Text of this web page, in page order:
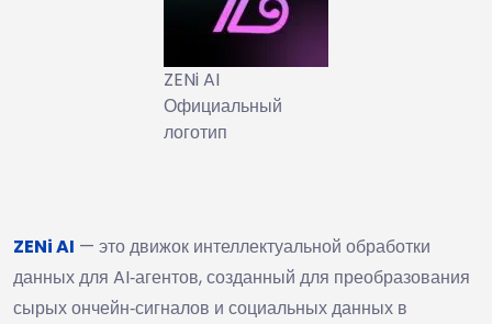
ZENi AI
Официальный
логотип
ZENi AI — это движок интеллектуальной обработки
данных для AI‑агентов, созданный для преобразования
сырых ончейн‑сигналов и социальных данных в